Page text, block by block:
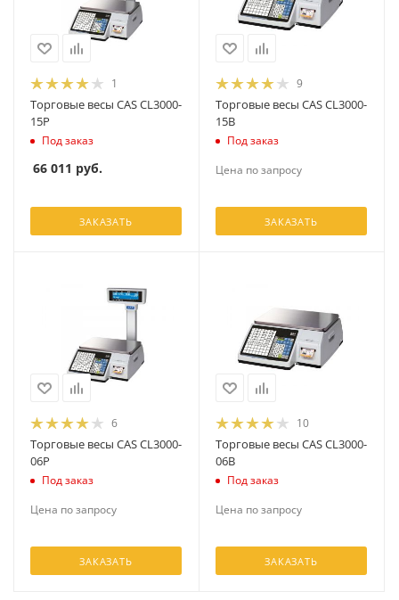
1
Торговые весы CAS CL3000-
15P
Под заказ
66 011 руб.
ЗАКАЗАТЬ
9
Торговые весы CAS CL3000-
15B
Под заказ
Цена по запросу
ЗАКАЗАТЬ
6
Торговые весы CAS CL3000-
06P
Под заказ
Цена по запросу
ЗАКАЗАТЬ
10
Торговые весы CAS CL3000-
06B
Под заказ
Цена по запросу
ЗАКАЗАТЬ